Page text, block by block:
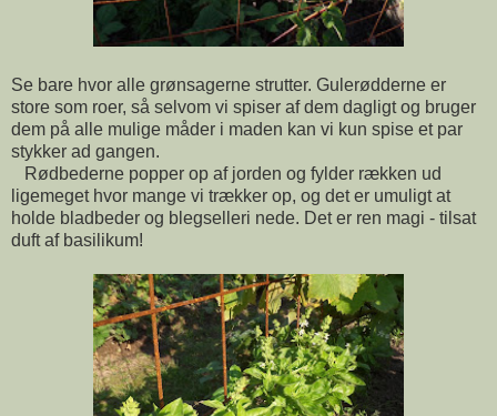
Se bare hvor alle grønsagerne strutter. Gulerødderne er
store som roer, så selvom vi spiser af dem dagligt og bruger
dem på alle mulige måder i maden kan vi kun spise et par
stykker ad gangen.
Rødbederne popper op af jorden og fylder rækken ud
ligemeget hvor mange vi trækker op, og det er umuligt at
holde bladbeder og blegselleri nede. Det er ren magi - tilsat
duft af basilikum!